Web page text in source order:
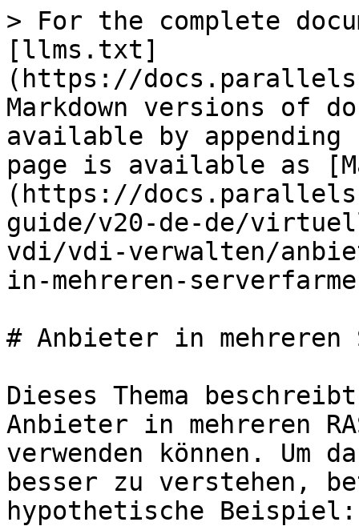
> For the complete
[llms.txt]
(https://
Markdown versions of
available by
page is available as
(https://
guide/v20-de-de/
vdi/vdi-verwalten/
in-mehreren-
# Anbieter in mehreren
Dieses Thema
Anbieter in mehreren
verwenden können. Um
besser zu verstehen,
hypothetische Beispiel: